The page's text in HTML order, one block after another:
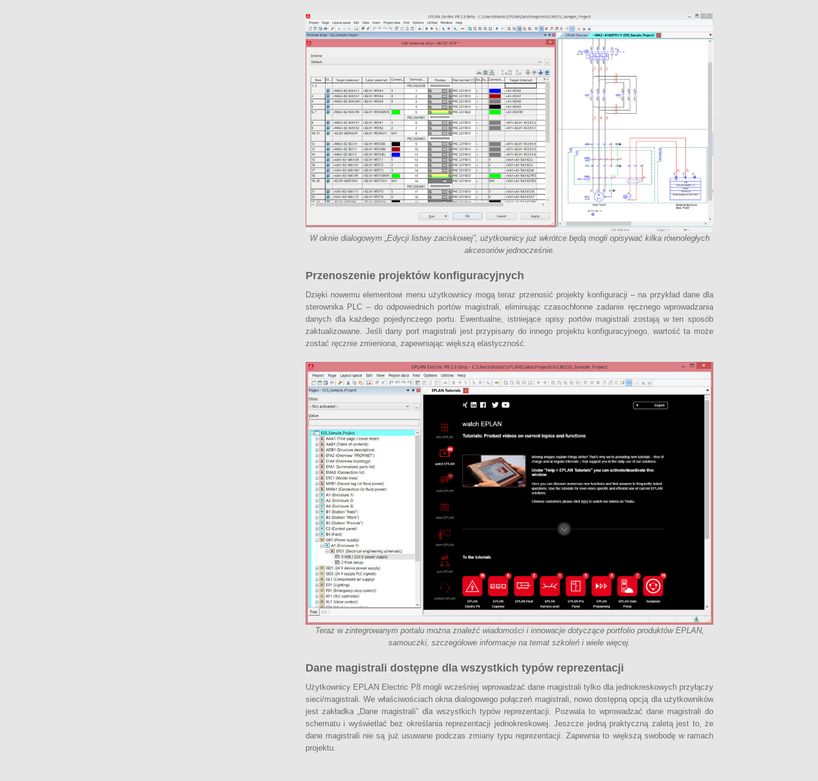
W oknie dialogowym „Edycji listwy zaciskowej”, użytkownicy już wkrótce będą mogli opisywać kilka równoległych
akcesoriów jednocześnie.
Przenoszenie projektów konfiguracyjnych
Dzięki nowemu elementowi menu użytkownicy mogą teraz przenosić projekty konfiguracji – na przykład dane dla
sterownika PLC – do odpowiednich portów magistrali, eliminując czasochłonne zadanie ręcznego wprowadzania
danych dla każdego pojedynczego portu. Ewentualne, istniejące opisy portów magistrali zostają w ten sposób
zaktualizowane. Jeśli dany port magistrali jest przypisany do innego projektu konfiguracyjnego, wartość ta może
zostać ręcznie zmieniona, zapewniając większą elastyczność.
Teraz w zintegrowanym portalu można znaleźć wiadomości i innowacje dotyczące portfolio produktów EPLAN,
samouczki, szczegółowe informacje na temat szkoleń i wiele więcej.
Dane magistrali dostępne dla wszystkich typów reprezentacji
Użytkownicy EPLAN Electric P8 mogli wcześniej wprowadzać dane magistrali tylko dla jednokreskowych przyłączy
sieci/magistrali. We właściwościach okna dialogowego połączeń magistrali, nowo dostępną opcją dla użytkowników
jest zakładka „Dane magistrali” dla wszystkich typów reprezentacji. Pozwala to wprowadzać dane magistrali do
schematu i wyświetlać bez określania reprezentacji jednokreskowej. Jeszcze jedną praktyczną zaletą jest to, że
dane magistrali nie są już usuwane podczas zmiany typu reprezentacji. Zapewnia to większą swobodę w ramach
projektu.